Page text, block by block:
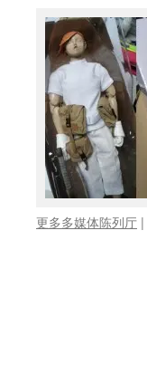
更多多媒体陈列厅 |